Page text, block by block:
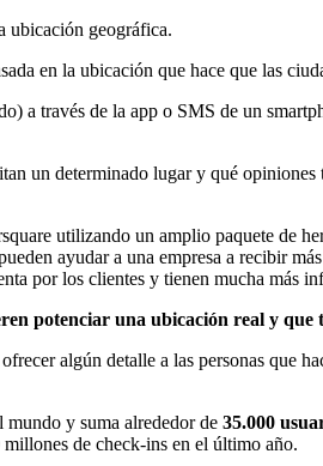
ubicación geográfica.
en la ubicación que hace que las
a través de la app o SMS de un
un determinado lugar y qué
utilizando un amplio paquete de
ayudar a una empresa a recibir
por los clientes y tienen mucha más
potenciar una ubicación real y que
algún detalle a las personas que
mundo y suma alrededor de 35.000
de check-ins en el último año.